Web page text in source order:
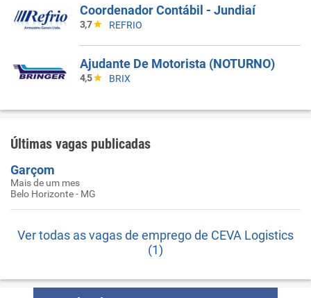
Coordenador Contábil - Jundiaí
3,7 REFRIO
Ajudante De Motorista (NOTURNO)
4,5 BRIX
Últimas vagas publicadas
Garçom
Mais de um mes
Belo Horizonte - MG
Ver todas as vagas de emprego de CEVA Logistics
(1)